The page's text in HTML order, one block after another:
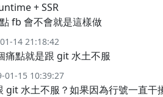
+ SSR
fb 會不會就是這樣做
14 21:18:42
痛點就是跟 git 水土不服
01-15 10:39:27
git 水土不服？如果因為行號一直干